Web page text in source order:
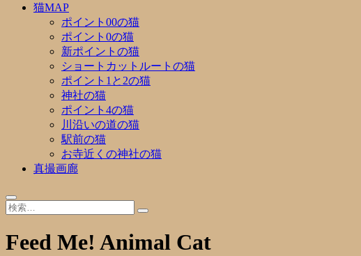
猫MAP
ポイント00の猫
ポイント0の猫
新ポイントの猫
ショートカットルートの猫
ポイント1と2の猫
神社の猫
ポイント4の猫
川沿いの道の猫
駅前の猫
お寺近くの神社の猫
真撮画廊
Feed Me! Animal Cat